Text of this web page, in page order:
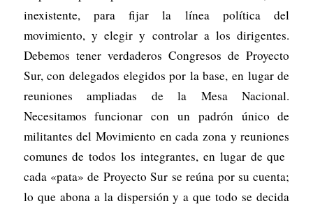
inexistente, para fijar la línea política del
movimiento, y elegir y controlar a los dirigentes.
Debemos tener verdaderos Congresos de Proyecto
Sur, con delegados elegidos por la base, en lugar de
reuniones ampliadas de la Mesa Nacional.
Necesitamos funcionar con un padrón único de
militantes del Movimiento en cada zona y reuniones
comunes de todos los integrantes, en lugar de que
cada «pata» de Proyecto Sur se reúna por su cuenta;
lo que abona a la dispersión y a que todo se decida